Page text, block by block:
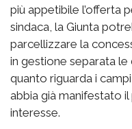
più appetibile l’offerta
sindaca, la Giunta
parcellizzare la
in gestione separata
quanto riguarda i
abbia già manifestato
interesse.